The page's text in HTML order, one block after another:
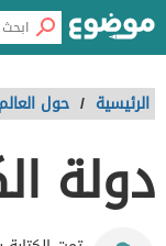
الرئيسية / حول العالم
دولة